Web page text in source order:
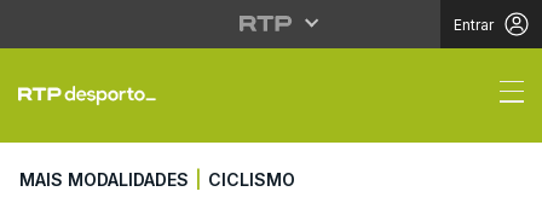
Entrar
Ayuso já lidera o
MAIS MODALIDADES CICLISMO